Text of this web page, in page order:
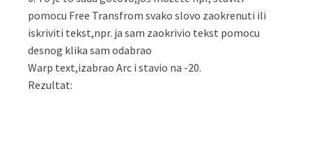
pomocu Free Transfrom svako slovo zaokrenuti ili
iskriviti tekst,npr. ja sam zaokrivio tekst pomocu
desnog klika sam odabrao
Warp text,izabrao Arc i stavio na -20.
Rezultat: